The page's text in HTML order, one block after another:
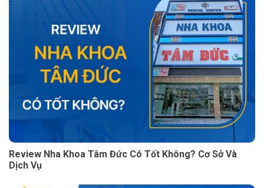
Review Nha Khoa Tâm Đức Có Tốt Không? Cơ Sở Và
Dịch Vụ